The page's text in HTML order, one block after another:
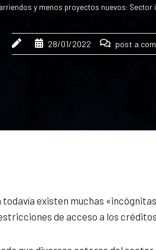
y menos proyectos nuevos:
28/01/2022 post a
existen muchas
de acceso a los